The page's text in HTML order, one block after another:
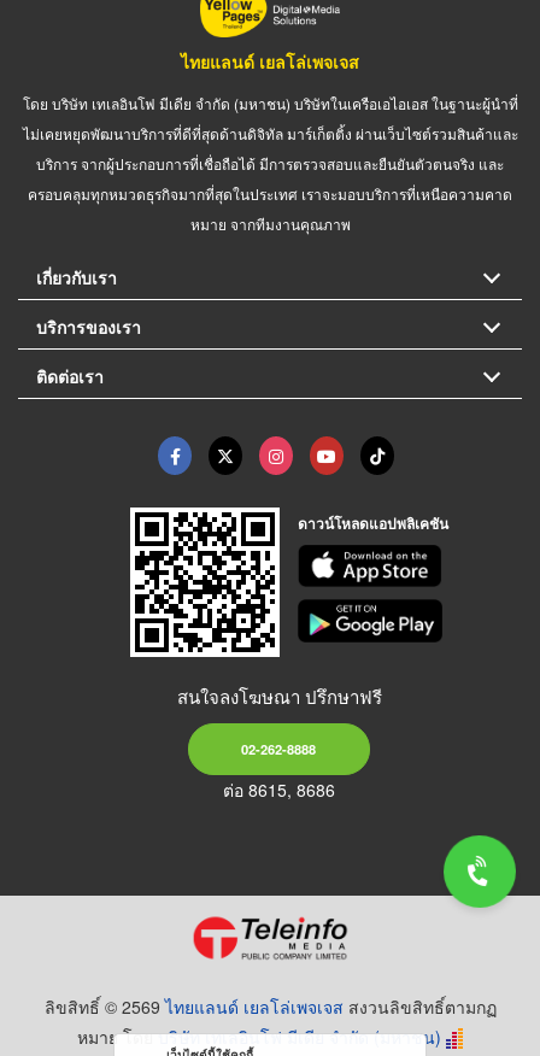
ไทยแลนด์ เยลโล่เพจเจส
โดย บริษัท เทเลอินโฟ มีเดีย จำกัด (มหาชน) บริษัทในเครือเอไอเอส ในฐานะผู้นำที่
ไม่เคยหยุดพัฒนาบริการที่ดีที่สุดด้านดิจิทัล มาร์เก็ตติ้ง ผ่านเว็บไซต์รวมสินค้าและ
บริการ จากผู้ประกอบการที่เชื่อถือได้ มีการตรวจสอบและยืนยันตัวตนจริง และ
ครอบคลุมทุกหมวดธุรกิจมากที่สุดในประเทศ เราจะมอบบริการที่เหนือความคาด
หมาย จากทีมงานคุณภาพ
เกี่ยวกับเรา
บริการของเรา
ติดต่อเรา
ดาวน์โหลดแอปพลิเคชัน
สนใจลงโฆษณา ปรึกษาฟรี
02-262-8888
ต่อ 8615, 8686
ลิขสิทธิ์ © 2569ไทยแลนด์ เยลโล่เพจเจส สงวนลิขสิทธิ์ตามกฏ
หมาย โดยบริษัท เทเลอินโฟ มีเดีย จำกัด (มหาชน)